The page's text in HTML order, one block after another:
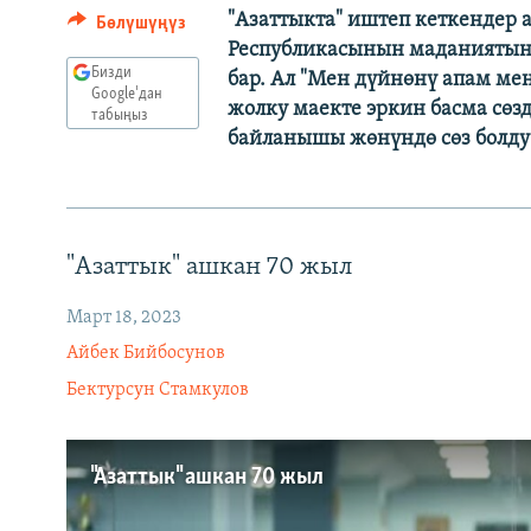
Auto 240p
Бөлүшүңүз
Бизди
Google'дан
табыңыз
"Азаттыкта" иштеп
Республикасынын
бар. Ал "Мен дүйнөнү апам
жолку маекте эркин басма
байланышы жөнүндө сөз болду
"Азаттык" ашкан 70 жыл
Март 18, 2023
Айбек Бийбосунов
Бектурсун Стамкулов
"Азаттык" ашкан 70 жыл